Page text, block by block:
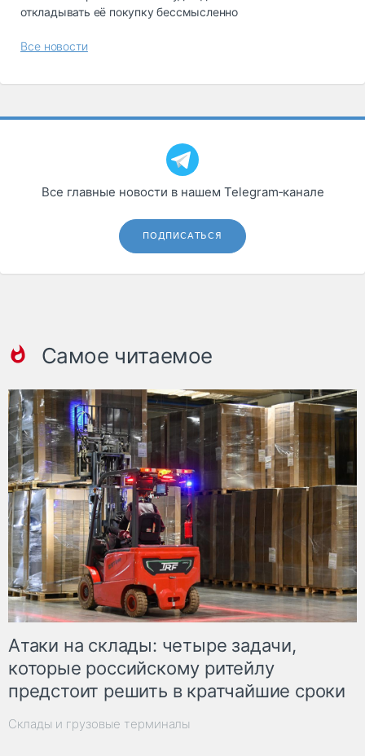
откладывать её покупку бессмысленно
Все новости
Все главные новости в нашем Telegram‑канале
ПОДПИСАТЬСЯ
Самое читаемое
Атаки на склады: четыре задачи,
которые российскому ритейлу
предстоит решить в кратчайшие сроки
Склады и грузовые терминалы